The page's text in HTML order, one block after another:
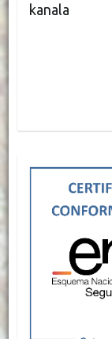
kanala